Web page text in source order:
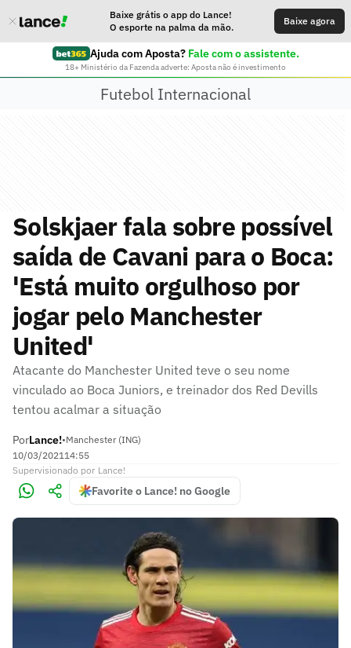
Baixe grátis o app do Lance!
O esporte na palma da mão.
Baixe agora
Ajuda com Aposta? Fale com o assistente.
18+ Ministério da Fazenda adverte: Aposta não é investimento
Futebol Internacional
Solskjaer fala sobre possível
saída de Cavani para o Boca:
'Está muito orgulhoso por
jogar pelo Manchester
United'
Atacante do Manchester United teve o seu nome
vinculado ao Boca Juniors, e treinador dos Red Devills
tentou acalmar a situação
PorLance!•Manchester (ING)
10/03/202114:55
Supervisionado por Lance!
Favorite o Lance! no Google